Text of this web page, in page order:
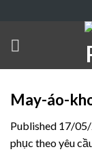
content
May-áo-
Published 17/
phục theo yêu